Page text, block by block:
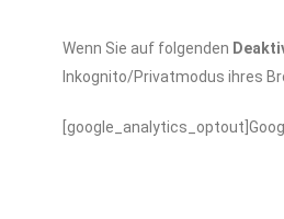
Wenn Sie auf folgenden
Inkognito/Privatmodus ihres